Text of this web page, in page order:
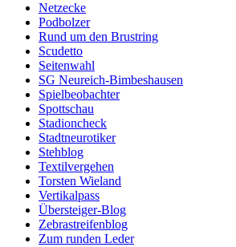
Netzecke
Podbolzer
Rund um den Brustring
Scudetto
Seitenwahl
SG Neureich-Bimbeshausen
Spielbeobachter
Spottschau
Stadioncheck
Stadtneurotiker
Stehblog
Textilvergehen
Torsten Wieland
Vertikalpass
Übersteiger-Blog
Zebrastreifenblog
Zum runden Leder